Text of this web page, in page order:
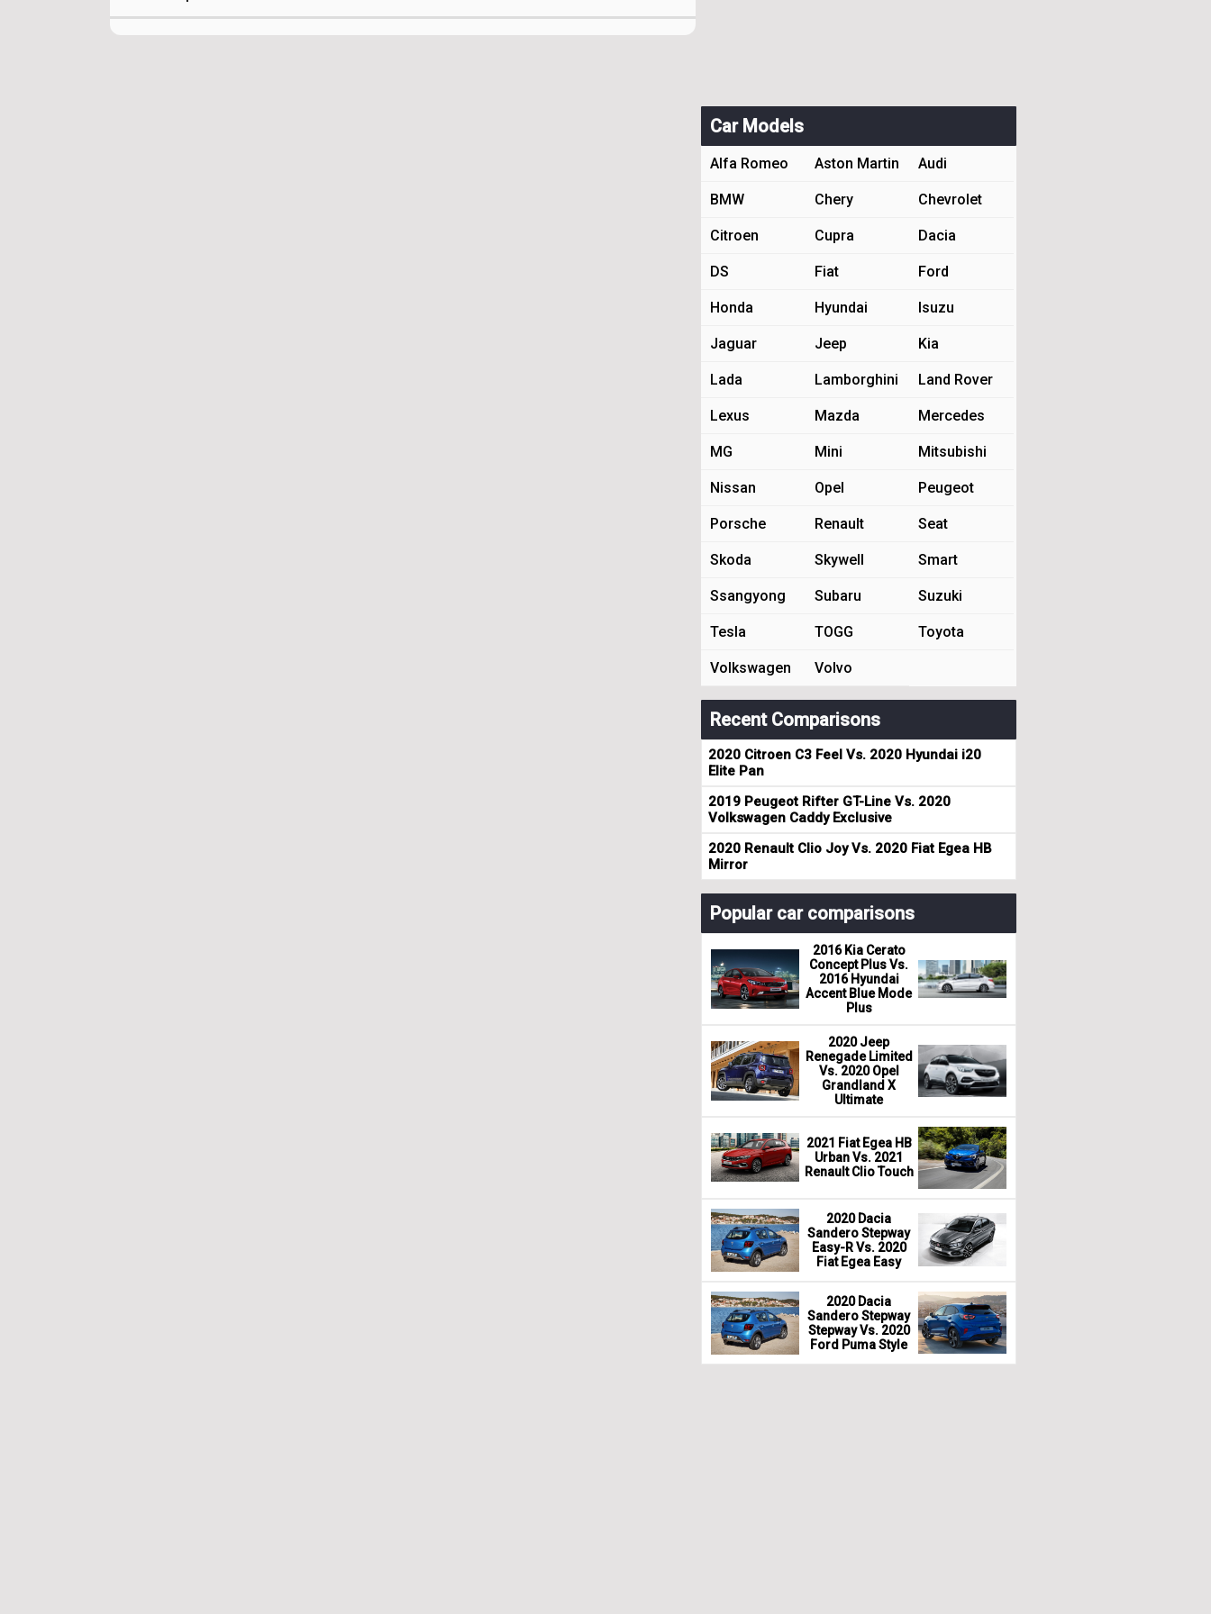
Car Models
Alfa Romeo Aston Martin Audi
BMW Chery Chevrolet
Citroen Cupra Dacia
DS Fiat Ford
Honda Hyundai Isuzu
Jaguar Jeep Kia
Lada Lamborghini Land Rover
Lexus Mazda Mercedes
MG Mini Mitsubishi
Nissan Opel Peugeot
Porsche Renault Seat
Skoda Skywell Smart
Ssangyong Subaru Suzuki
Tesla TOGG Toyota
Volkswagen Volvo
Recent Comparisons
2020 Citroen C3 Feel Vs. 2020 Hyundai i20
Elite Pan
2019 Peugeot Rifter GT-Line Vs. 2020
Volkswagen Caddy Exclusive
2020 Renault Clio Joy Vs. 2020 Fiat Egea HB
Mirror
Popular car comparisons
2016 Kia Cerato
Concept Plus Vs.
2016 Hyundai
Accent Blue Mode
Plus
2020 Jeep
Renegade Limited
Vs. 2020 Opel
Grandland X
Ultimate
2021 Fiat Egea HB
Urban Vs. 2021
Renault Clio Touch
2020 Dacia
Sandero Stepway
Easy-R Vs. 2020
Fiat Egea Easy
2020 Dacia
Sandero Stepway
Stepway Vs. 2020
Ford Puma Style